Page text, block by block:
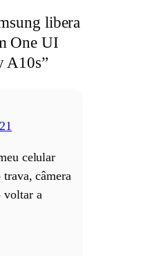
libera
One UI
A10s”
celular
câmera
voltar a